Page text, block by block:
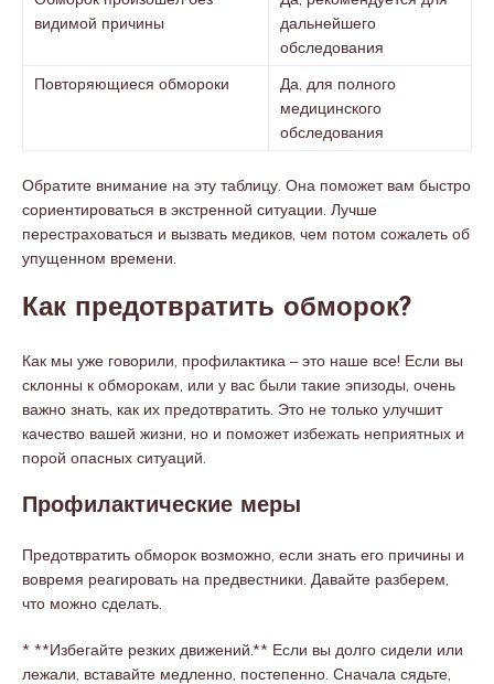
видимой причины
дальнейшего
обследования
Повторяющиеся обмороки
Да, для полного
медицинского
обследования
Обратите внимание на эту таблицу. Она поможет вам быстро
сориентироваться в экстренной ситуации. Лучше
перестраховаться и вызвать медиков, чем потом сожалеть об
упущенном времени.
Как предотвратить обморок?
Как мы уже говорили, профилактика – это наше все! Если вы
склонны к обморокам, или у вас были такие эпизоды, очень
важно знать, как их предотвратить. Это не только улучшит
качество вашей жизни, но и поможет избежать неприятных и
порой опасных ситуаций.
Профилактические меры
Предотвратить обморок возможно, если знать его причины и
вовремя реагировать на предвестники. Давайте разберем,
что можно сделать.
* **Избегайте резких движений.** Если вы долго сидели или
лежали, вставайте медленно, постепенно. Сначала сядьте,